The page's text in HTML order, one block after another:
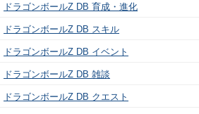
ドラゴンボールZ DB 育成・進化
ドラゴンボールZ DB スキル
ドラゴンボールZ DB イベント
ドラゴンボールZ DB 雑談
ドラゴンボールZ DB クエスト